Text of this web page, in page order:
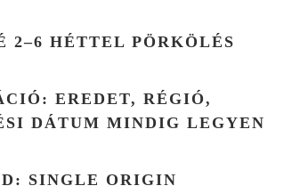
2–6 HÉTTEL PÖRKÖLÉS
: EREDET, RÉGIÓ,
DÁTUM MINDIG LEGYEN
: SINGLE ORIGIN